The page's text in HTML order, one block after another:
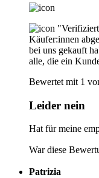
Käufer:innen
bei uns gekauft
alle, die ein
Bewertet mit 1
Leider nein
Hat für meine
War diese
Patrizia